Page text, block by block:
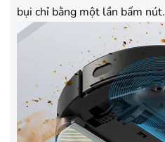
bụi chỉ bằng một lần bấm nút.